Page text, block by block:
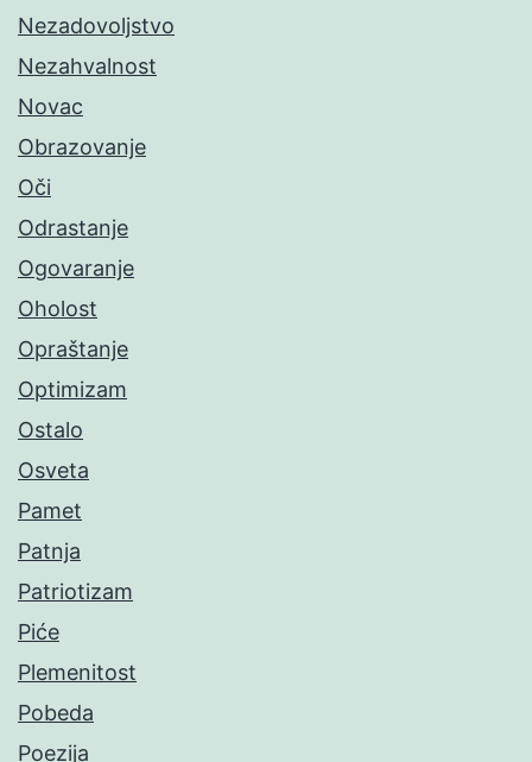
Nezadovoljstvo
Nezahvalnost
Novac
Obrazovanje
Oči
Odrastanje
Ogovaranje
Oholost
Opraštanje
Optimizam
Ostalo
Osveta
Pamet
Patnja
Patriotizam
Piće
Plemenitost
Pobeda
Poezija